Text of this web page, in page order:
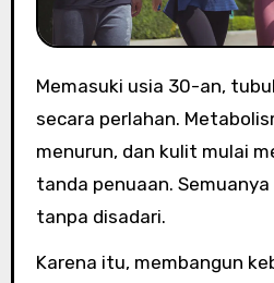
Memasuki usia 30-an, tubuh mulai berubah
secara perlahan.
menurun, dan kulit mulai
tanda penuaan.
tanpa disadari.
Karena itu, membangun